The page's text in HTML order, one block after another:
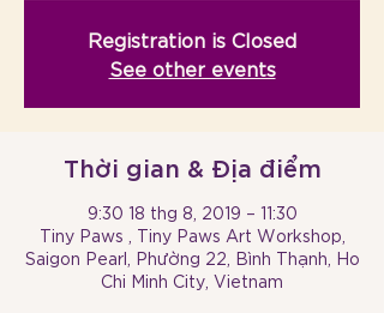
Registration is Closed
See other events
Thời gian & Địa điểm
9:30 18 thg 8, 2019 – 11:30
Tiny Paws , Tiny Paws Art Workshop,
Saigon Pearl, Phường 22, Bình Thạnh, Ho
Chi Minh City, Vietnam